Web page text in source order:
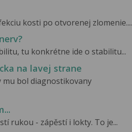
kosti po otvorenej zlomenie....
tu konkrétne ide o stabilitu...
na lavej strane
mu bol diagnostikovany
rukou - zápěstí i lokty. To je...